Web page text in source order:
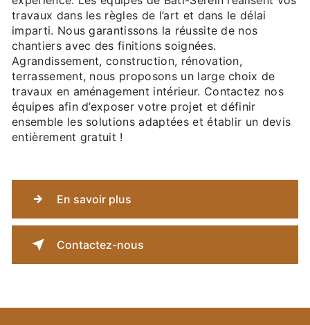
travaux dans les règles de l’art et dans le délai
imparti. Nous garantissons la réussite de nos
chantiers avec des finitions soignées.
Agrandissement, construction, rénovation,
terrassement, nous proposons un large choix de
travaux en aménagement intérieur. Contactez nos
équipes afin d’exposer votre projet et définir
ensemble les solutions adaptées et établir un devis
entièrement gratuit !
En savoir plus
Contactez-nous